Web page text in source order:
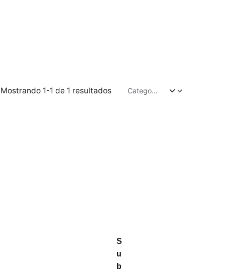
Mostrando 1-1 de 1 resultados
S
u
b